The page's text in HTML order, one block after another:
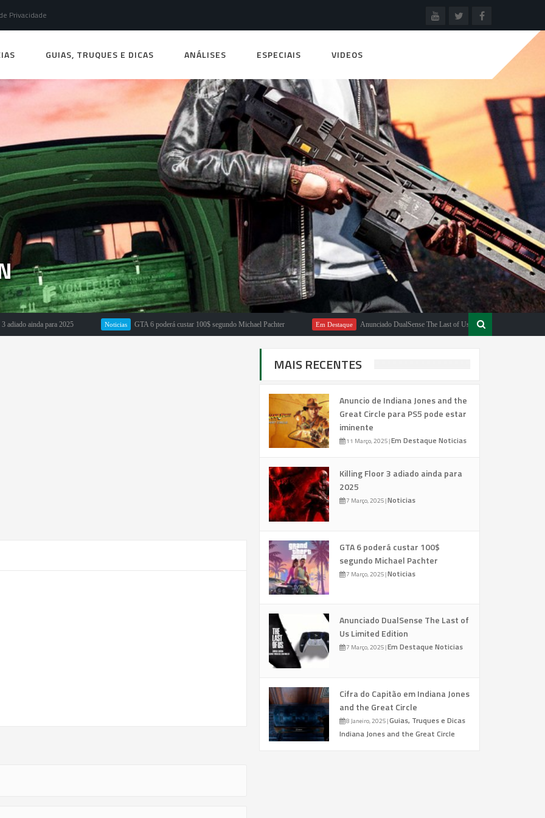
Privacidade
GUIAS, TRUQUES E DICAS ANÁLISES ESPECIAIS VIDEOS
para 2025 GTA 6 poderá custar 100$ segundo Michael Pachter Em Destaque Anunciado DualSense The Last of Us Limited Edition
MAIS RECENTES
Anuncio de Indiana Jones and the
Great Circle para PS5 pode estar
iminente
11 Março, 2025|Em Destaque Noticias
Killing Floor 3 adiado ainda para
2025
7 Março, 2025|Noticias
GTA 6 poderá custar 100$
segundo Michael Pachter
7 Março, 2025|Noticias
Anunciado DualSense The Last of
Us Limited Edition
7 Março, 2025|Em Destaque Noticias
Cifra do Capitão em Indiana Jones
and the Great Circle
8 Janeiro, 2025|Guias, Truques e Dicas
Indiana Jones and the Great Circle